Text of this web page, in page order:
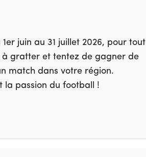
juin au 31 juillet 2026, pour tout
gratter et tentez de gagner de
match dans votre région.
la passion du football !